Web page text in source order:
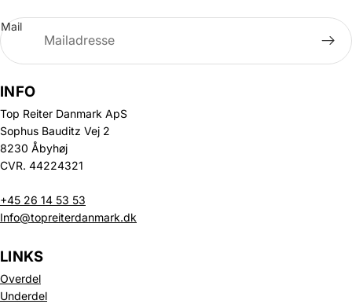
Mail
INFO
Top Reiter Danmark ApS
Sophus Bauditz Vej 2
8230 Åbyhøj
CVR. 44224321
+45 26 14 53 53
Info@topreiterdanmark.dk
LINKS
Overdel
Underdel